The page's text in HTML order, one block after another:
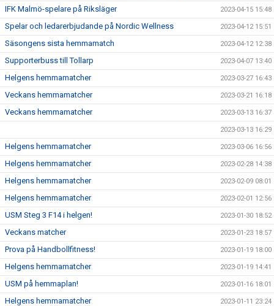
IFK Malmö-spelare på Riksläger 2023-04-15 15:48
Spelar och ledarerbjudande på Nordic Wellness 2023-04-12 15:51
Säsongens sista hemmamatch 2023-04-12 12:38
Supporterbuss till Tollarp 2023-04-07 13:40
Helgens hemmamatcher 2023-03-27 16:43
Veckans hemmamatcher 2023-03-21 16:18
Veckans hemmamatcher 2023-03-13 16:37
2023-03-13 16:29
Helgens hemmamatcher 2023-03-06 16:56
Helgens hemmamatcher 2023-02-28 14:38
Helgens hemmamatcher 2023-02-09 08:01
Helgens hemmamatcher 2023-02-01 12:56
USM Steg 3 F14 i helgen! 2023-01-30 18:52
Veckans matcher 2023-01-23 18:57
Prova på Handbollfitness! 2023-01-19 18:00
Helgens hemmamatcher 2023-01-19 14:41
USM på hemmaplan! 2023-01-16 18:01
Helgens hemmamatcher 2023-01-11 23:24